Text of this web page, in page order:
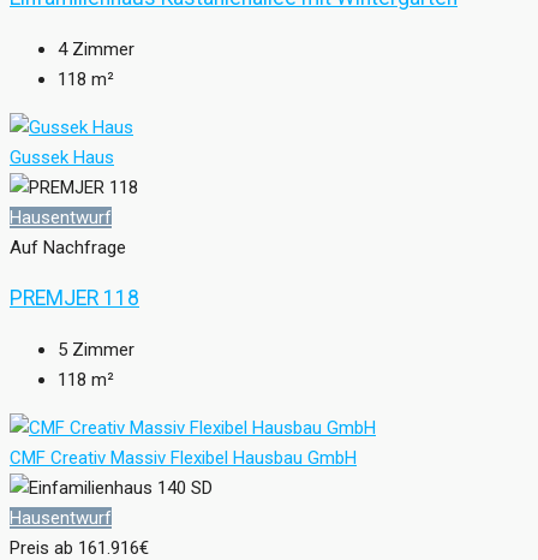
4 Zimmer
118 m²
Gussek Haus
Hausentwurf
Auf Nachfrage
PREMJER 118
5 Zimmer
118 m²
CMF Creativ Massiv Flexibel Hausbau GmbH
Hausentwurf
Preis ab 161.916€